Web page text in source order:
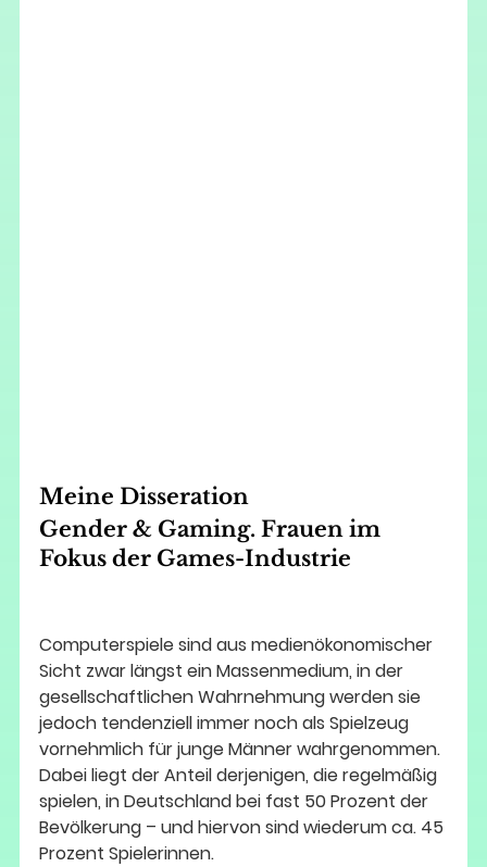
Meine Disseration
Gender & Gaming. Frauen im
Fokus der Games-Industrie
Computerspiele sind aus medienökonomischer
Sicht zwar längst ein Massenmedium, in der
gesellschaftlichen Wahrnehmung werden sie
jedoch tendenziell immer noch als Spielzeug
vornehmlich für junge Männer wahrgenommen.
Dabei liegt der Anteil derjenigen, die regelmäßig
spielen, in Deutschland bei fast 50 Prozent der
Bevölkerung – und hiervon sind wiederum ca. 45
Prozent Spielerinnen.